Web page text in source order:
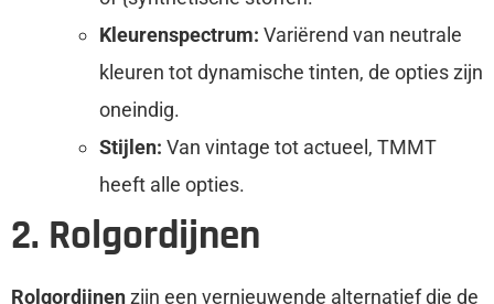
Kleurenspectrum: Variërend van neutrale
kleuren tot dynamische tinten, de opties zijn
oneindig.
Stijlen: Van vintage tot actueel, TMMT
heeft alle opties.
2. Rolgordijnen
Rolgordijnenzijn een vernieuwende alternatief die de